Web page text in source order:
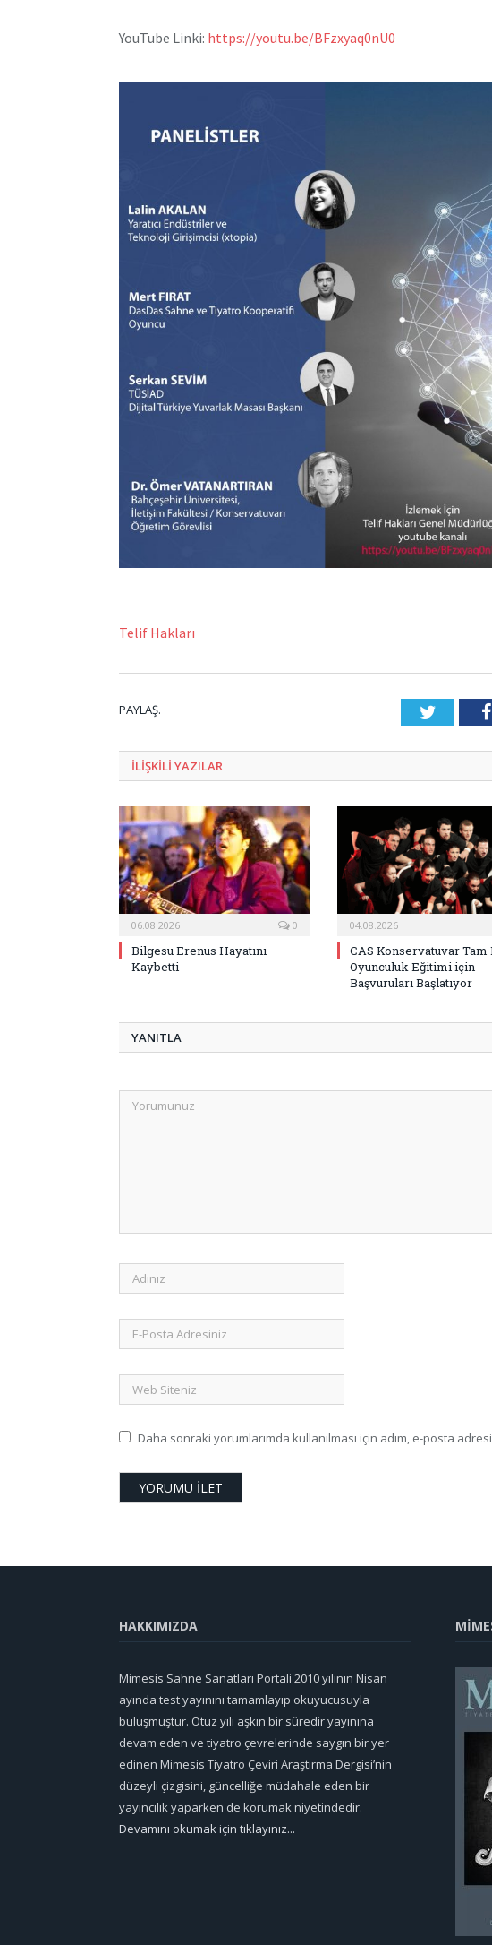
YouTube Linki: https://youtu.be/BFzxyaq0nU0
Telif Hakları
PAYLAŞ. Twitter
ILIŞKILI YAZILAR
06.08.2026 0
Bilgesu Erenus Hayatını
Kaybetti
04.08.2026
CAS Konservatuvar Tam
Oyunculuk Eğitimi için
Başvuruları Başlatıyor
YANITLA
Daha sonraki yorumlarımda kullanılması için adım, e-posta
HAKKIMIZDA
Mimesis Sahne Sanatları Portali 2010 yılının Nisan
ayında test yayınını tamamlayıp okuyucusuyla
buluşmuştur. Otuz yılı aşkın bir süredir yayınına
devam eden ve tiyatro çevrelerinde saygın bir yer
edinen Mimesis Tiyatro Çeviri Araştırma Dergisi’nin
düzeyli çizgisini, güncelliğe müdahale eden bir
yayıncılık yaparken de korumak niyetindedir.
Devamını okumak için tıklayınız...